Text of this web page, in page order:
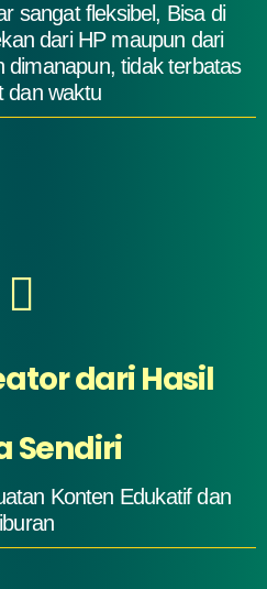
sangat fleksibel, Bisa di
dari HP maupun dari
dimanapun, tidak terbatas
dan waktu
dari Hasil
Sendiri
Konten Edukatif dan